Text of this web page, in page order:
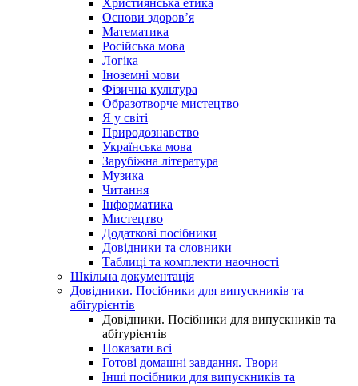
Християнська етика
Основи здоров’я
Математика
Російська мова
Логіка
Іноземні мови
Фізична культура
Образотворче мистецтво
Я у світі
Природознавство
Українська мова
Зарубіжна література
Музика
Читання
Інформатика
Мистецтво
Додаткові посібники
Довідники та словники
Таблиці та комплекти наочності
Шкільна документація
Довідники. Посібники для випускників та
абітурієнтів
Довідники. Посібники для випускників та
абітурієнтів
Показати всі
Готові домашні завдання. Твори
Інші посібники для випускників та